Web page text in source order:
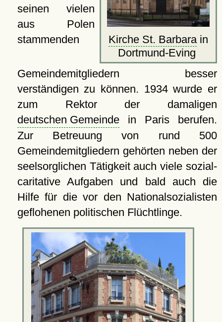
Kirche St. Barbarain
Dortmund-Eving
seinen vielen
aus Polen
stammenden
Gemeindemitgliedern besser
verständigen zu können. 1934 wurde er
zum Rektor der damaligen
deutschen Gemeindein Paris berufen.
Zur Betreuung von rund 500
Gemeindemitgliedern gehörten neben der
seelsorglichen Tätigkeit auch viele sozial-
caritative Aufgaben und bald auch die
Hilfe für die vor den Nationalsozialisten
geflohenen politischen Flüchtlinge.